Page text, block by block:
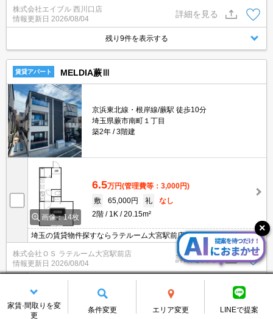
テム加入要1,500円/月。便利な宅配BOX。浴室乾燥機付。
株式会社エイブル 西川口店
情報更新日 2026/08/04
詳細を見る
残り9件を表示する
賃貸アパート MELDIA蕨Ⅲ
京浜東北線・根岸線/蕨駅 徒歩10分
埼玉県蕨市南町１丁目
築2年
3階建
画像：14枚
6.5万円(管理費等：3,000円)
敷
65,000円 礼
なし
2階
1K 20.15m²
埼玉の賃貸物件探すならラテルーム大宮駅前店へ♪ ネット非掲載物
件多数ございます！ 【入居審査不安な方】【初期安物件】【クレジ
ット決済可】ご相談ください！！ ※仲介手数料無料 『ご来店初めて
のお客様・当物件を契約に限る』
株式会社ＯＳ ラテルーム大宮駅前店
情報更新日 2026/08/04
詳細を見る
6.5万円
(管理費等：3,000円)
敷
65,000円 なし
家賃·間取りを変
更
条件変更 エリア変更 LINEで提案